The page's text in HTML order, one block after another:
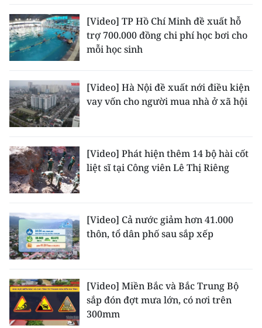
中文
FRANÇAIS
РУССКИЙ
ESPAÑOL
한국어
[Video] TP Hồ Chí Minh đề xuất hỗ
trợ 700.000 đồng chi phí học bơi cho
mỗi học sinh
[Video] Hà Nội đề xuất nới điều kiện
vay vốn cho người mua nhà ở xã hội
[Video] Phát hiện thêm 14 bộ hài cốt
liệt sĩ tại Công viên Lê Thị Riêng
[Video] Cả nước giảm hơn 41.000
thôn, tổ dân phố sau sắp xếp
[Video] Miền Bắc và Bắc Trung Bộ
sắp đón đợt mưa lớn, có nơi trên
300mm